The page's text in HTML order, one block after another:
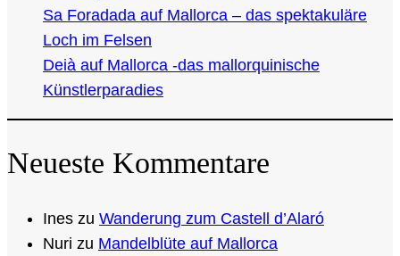
Sa Foradada auf Mallorca – das spektakuläre
Loch im Felsen
Deià auf Mallorca -das mallorquinische
Künstlerparadies
Neueste Kommentare
Ines zu Wanderung zum Castell d’Alaró
Nuri zu Mandelblüte auf Mallorca